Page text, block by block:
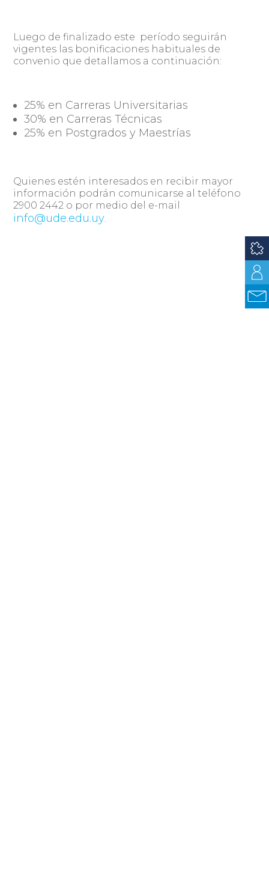
Luego de finalizado este período seguirán
vigentes las bonificaciones habituales de
convenio que detallamos a continuación:
25% en Carreras Universitarias
30% en Carreras Técnicas
25% en Postgrados y Maestrías
Quienes estén interesados en recibir mayor
información podrán comunicarse al teléfono
2900 2442 o por medio del e-mail
info@ude.edu.uy